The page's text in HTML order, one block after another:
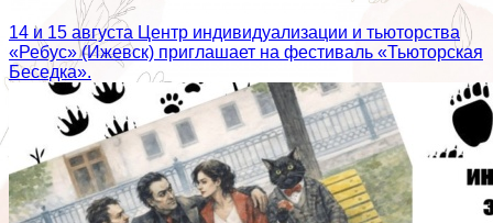
14 и 15 августа Центр индивидуализации и тьюторства
«Ребус» (Ижевск) приглашает на фестиваль «Тьюторская
Беседка».